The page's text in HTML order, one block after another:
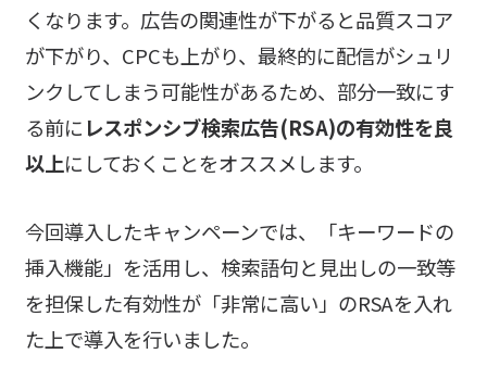
くなります。広告の関連性が下がると品質スコア
が下がり、CPCも上がり、最終的に配信がシュリ
ンクしてしまう可能性があるため、部分一致にす
る前にレスポンシブ検索広告(RSA)の有効性を良
以上にしておくことをオススメします。
今回導入したキャンペーンでは、「キーワードの
挿入機能」を活用し、検索語句と見出しの一致等
を担保した有効性が「非常に高い」のRSAを入れ
た上で導入を行いました。